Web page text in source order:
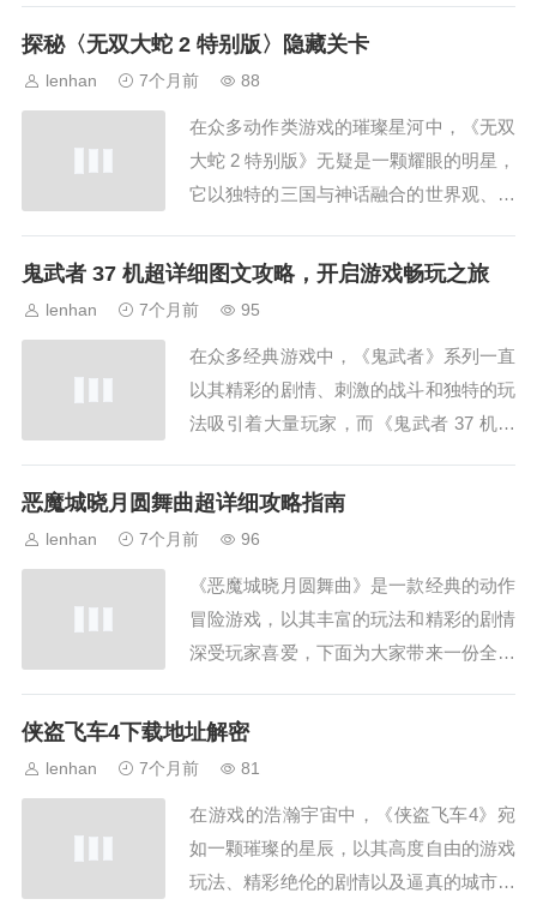
界里，玩家们不仅热衷于建造宏伟的建
时,我的世界皮肤下载器就成为了玩家们
不可或缺的工具，...
探秘〈无双大蛇 2 特别版〉隐藏关卡
lenhan 7个月前 88
在众多动作类游戏的璀璨星河中，《无双
大蛇 2 特别版》无疑是一颗耀眼的明星，
它以独特的三国与神话融合的世界观、丰
吸引了无数玩家的目光，而在这款游戏
双大蛇 2 特别版》增添了别样的魅力，它
们并非...
鬼武者 37 机超详细图文攻略，开启游戏畅玩之旅
lenhan 7个月前 95
在众多经典游戏中，《鬼武者》系列一直
以其精彩的剧情、刺激的战斗和独特的玩
法吸引着大量玩家，而《鬼武者 37 机》
大家带来最详细的图文攻略，助你在游戏
段精彩的开场动画，它会为你大致介绍游
戏的...
恶魔城晓月圆舞曲超详细攻略指南
lenhan 7个月前 96
《恶魔城晓月圆舞曲》是一款经典的动作
冒险游戏，以其丰富的玩法和精彩的剧情
深受玩家喜爱，下面为大家带来一份全面
魔城世界，游戏基本信息及主角介绍《恶
尤里乌斯，他拥有特殊的能力，能够使用
各种魂技，...
侠盗飞车4下载地址解密
lenhan 7个月前 81
在游戏的浩瀚宇宙中，《侠盗飞车4》宛
如一颗璀璨的星辰，以其高度自由的游戏
玩法、精彩绝伦的剧情以及逼真的城市模